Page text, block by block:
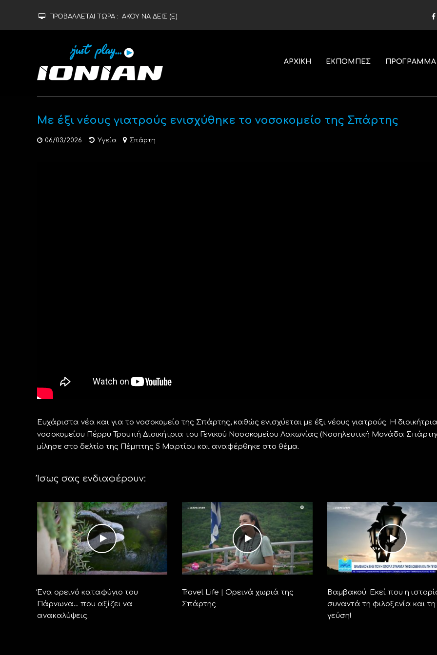
ΠΡΟΒΑΛΛΕΤΑΙ ΤΩΡΑ : ΑΚΟΥ ΝΑ ΔΕΙΣ (Ε)
ΑΡΧΙΚΗ ΕΚΠΟΜΠΕΣ ΠΡΟΓΡΑΜΜΑ
Με έξι νέους γιατρούς ενισχύθηκε το νοσοκομείο της Σπάρτης
06/03/2026 Υγεία Σπάρτη
Ευχάριστα νέα και για το νοσοκομείο της Σπάρτης, καθώς ενισχύεται με έξι νέους γιατρούς. Η
νοσοκομείου Πέρρυ Τρουπή Διοικήτρια του Γενικού Νοσοκομείου Λακωνίας (Νοσηλευτική Μονάδα
μίλησε στο δελτίο της Πέμπτης 5 Μαρτίου και αναφέρθηκε στο θέμα.
Ίσως σας ενδιαφέρουν:
Ένα ορεινό καταφύγιο του
Πάρνωνα… που αξίζει να
ανακαλύψεις.
Travel Life | Ορεινά χωριά της
Σπάρτης
Βαμβακού: Εκεί που η
συναντά τη φιλοξενία και τη
γεύση!